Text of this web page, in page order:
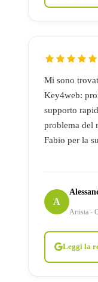
Mi sono
Key4web:
supporto
problema del
Fabio per la
A
Artista -
Leggi la